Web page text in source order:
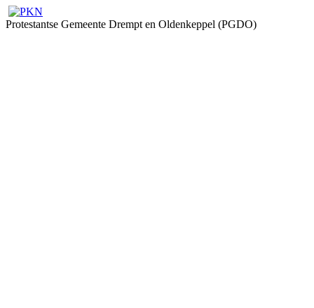
Protestantse Gemeente Drempt en Oldenkeppel (PGDO)